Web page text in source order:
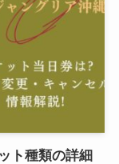
ト種類の詳細